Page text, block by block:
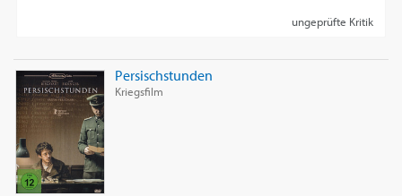
ungeprüfte Kritik
Persischstunden
Kriegsfilm